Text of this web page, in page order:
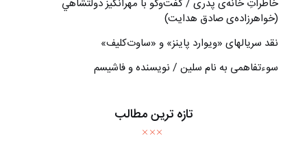
خاطراتِ خانه‌ی پدری / گفت‌وگو با مهرانگيز دولتشاهي
(خواهرزاده‌ی صادق هدايت)
نقد سریالهای «ویوارد پاینز» و «ساوت‌کلیف»
سوءتفاهمی به نام سلین / نویسنده و فاشیسم
تازه ترین مطالب